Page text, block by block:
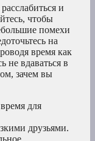
и
чтобы
помехи
на
время как
не вдаваться в
зачем вы
для
друзьями.